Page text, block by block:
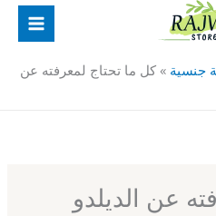
جنسية » كل ما تحتاج لمعرفته عن
عن الديلدو